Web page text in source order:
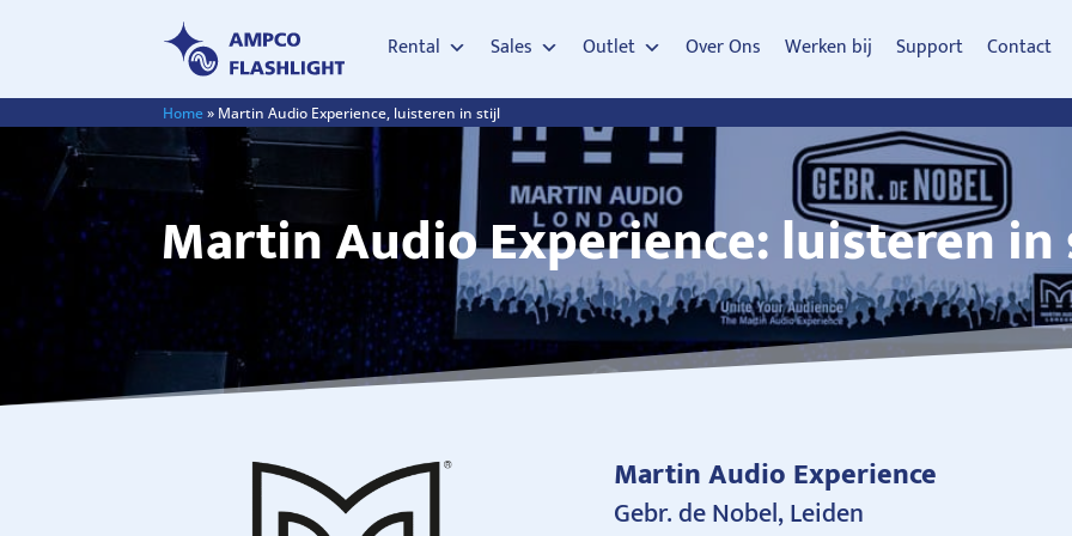
Rental Sales Outlet Over Ons Werken bij Support Contact
Home» Martin Audio Experience, luisteren in stijl
Martin Audio Experience: luisteren
Martin Audio Experience
Gebr. de Nobel, Leiden